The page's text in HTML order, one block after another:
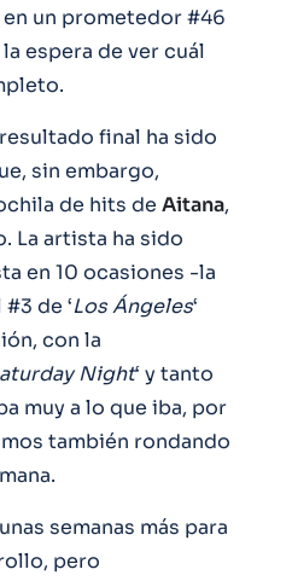
en un prometedor #46
espera de ver cuál
final ha sido
sin embargo,
de hits de Aitana,
La artista ha sido
en 10 ocasiones -la
de ‘LosÁngeles‘
con la
Night‘ y tanto
muy a lo que iba, por
también rondando
semanas más para
pero